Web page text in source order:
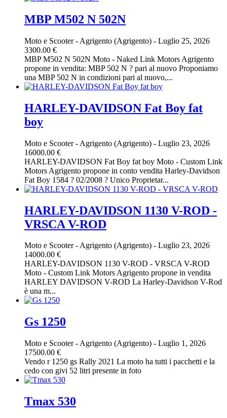
MBP M502 N 502N
Moto e Scooter- Agrigento (Agrigento) - Luglio 25, 2026
3300.00 €
MBP M502 N 502N Moto - Naked Link Motors Agrigento
propone in vendita: MBP 502 N ? pari al nuovo Proponiamo
una MBP 502 N in condizioni pari al nuovo,...
HARLEY-DAVIDSON Fat Boy fat
boy
Moto e Scooter- Agrigento (Agrigento) - Luglio 23, 2026
16000.00 €
HARLEY-DAVIDSON Fat Boy fat boy Moto - Custom Link
Motors Agrigento propone in conto vendita Harley-Davidson
Fat Boy 1584 ? 02/2008 ? Unico Proprietar...
HARLEY-DAVIDSON 1130 V-ROD -
VRSCA V-ROD
Moto e Scooter-Agrigento (Agrigento) - Luglio 23, 2026
14000.00 €
HARLEY-DAVIDSON 1130 V-ROD - VRSCA V-ROD
Moto - Custom Link Motors Agrigento propone in vendita
HARLEY DAVIDSON V-ROD La Harley-Davidson V-Rod
è una m...
Gs 1250
Moto e Scooter- Agrigento (Agrigento) - Luglio 1, 2026
17500.00 €
Vendo r 1250 gs Rally 2021 La moto ha tutti i pacchetti e la
cedo con givi 52 litri presente in foto
Tmax 530